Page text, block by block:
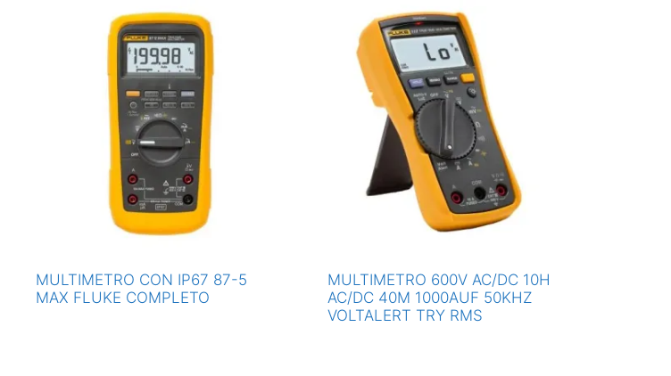
MULTIMETRO CON IP67 87-5
MAX FLUKE COMPLETO
MULTIMETRO 600V AC/DC 10H
AC/DC 40M 1000AUF 50KHZ
VOLTALERT TRY RMS